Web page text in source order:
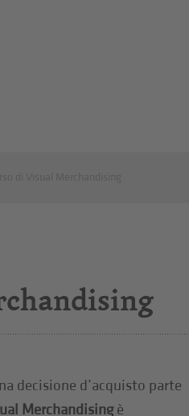
decisione d’acquisto parte
Merchandisingè